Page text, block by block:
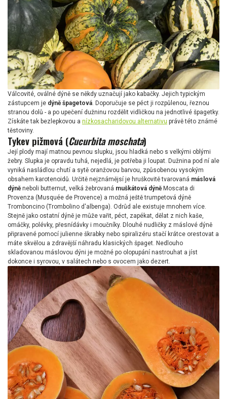
Válcovité, oválné dýně se někdy uznačují jako kabačky. Jejich typickým
zástupcem je dýně špagetová . Doporučuje se péct ji rozpůlenou, řeznou
stranou dolů - a po upečení dužninu rozdělit vidličkou na jednotlivé špagetky.
Získáte tak bezlepkovou a nízkosacharidovou alternativu právě této známé
těstoviny.
Tykev pižmová (Cucurbita moschata)
Její plody mají matnou pevnou slupku, jsou hladká nebo s velkými oblými
žebry. Slupka je opravdu tuhá, nejedlá, je potřeba ji loupat. Dužnina pod ní ale
vyniká nasládlou chutí a sytě oranžovou barvou, způsobenou vysokým
obsahem karotenoidů. Určitě nejznámějsí je hruškovitě tvarovaná máslová
dýněneboli butternut, velká žebrovaná muškátová dýněMoscata di
Provenza (Musquée de Provence) a možná ještě trumpetová dýně
Tromboncino (Trombolino d'albenga). Odrůd ale existuje mnohem více.
Stejně jako ostatní dýně je může vařit, péct, zapékat, dělat z nich kaše,
omáčky, polévky, přesnídávky i moučníky. Dlouhé nudličky z máslové dýně
připravené pomocí julienne škrabky nebo spiralizéru stačí krátce orestovat a
máte skvělou a zdravější náhradu klasických špaget. Nedlouho
skladovanou máslovou dýni je možné po olopupání nastrouhat a jíst
dokonce i syrovou, v salátech nebo s ovocem jako dezert.